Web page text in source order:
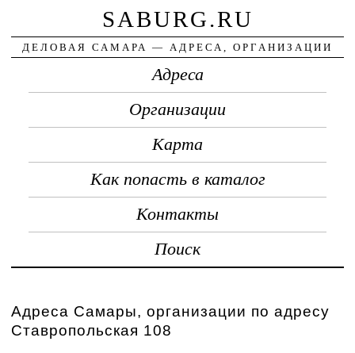
SABURG.RU
ДЕЛОВАЯ САМАРА — АДРЕСА, ОРГАНИЗАЦИИ
Адреса
Организации
Карта
Как попасть в каталог
Контакты
Поиск
Адреса Самары, организации по адресу
Ставропольская 108